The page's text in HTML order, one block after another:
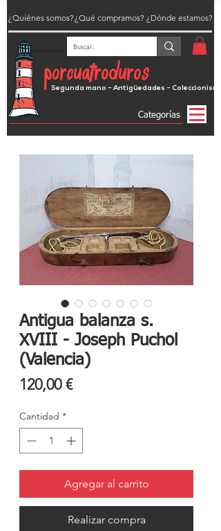
porcuatroduros
Segunda mano - Antigüedades - Coleccionismo
¿Dónde estamos?
¿Quiénes somos?
Categorías
¿Qué compramos?
Antigua balanza s.
XVIII - Joseph Puchol
(Valencia)
120,00 €Precio
Cantidad *
Agregar al carrito
Realizar compra